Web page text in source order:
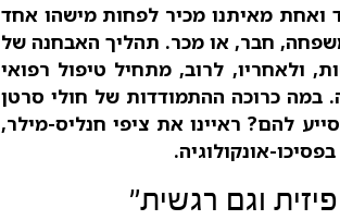
ואחת מאיתנו מכיר לפחות מישהו אחד
חבר, או מכר. תהליך האבחנה של
ולאחריו, לרוב, מתחיל טיפול רפואי
במה כרוכה ההתמודדות של חולי סרטן
להם? ראיינו את ציפי חנליס-מילר,
אונקולוגיה.
וגם רגשית"